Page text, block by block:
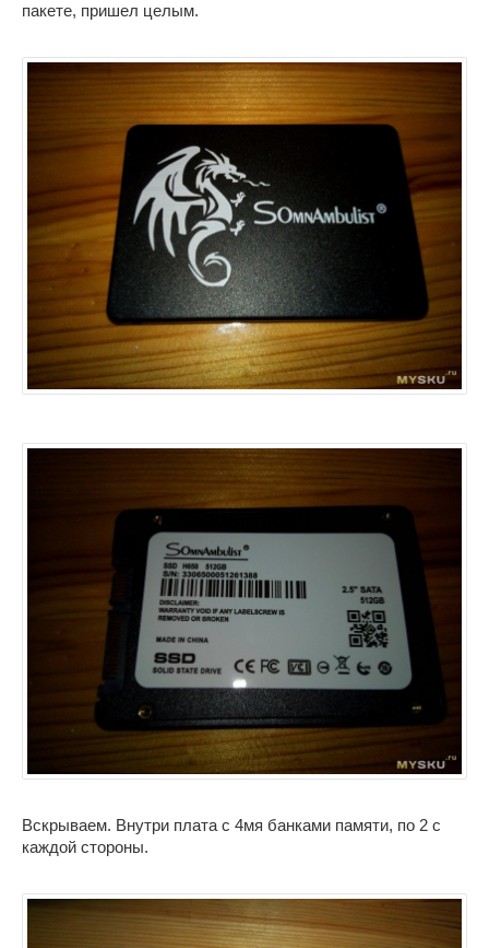
пакете, пришел целым.
Вскрываем. Внутри плата с 4мя банками памяти, по 2 с
каждой стороны.